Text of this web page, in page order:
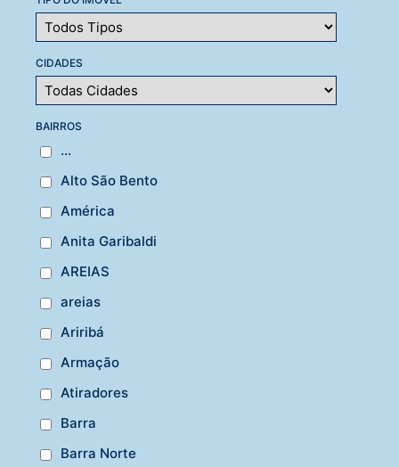
CIDADES
BAIRROS
...
Alto São Bento
América
Anita Garibaldi
AREIAS
areias
Ariribá
Armação
Atiradores
Barra
Barra Norte